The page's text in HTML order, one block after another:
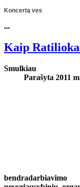
Koncertą ves
...
Kaip
Smulkiau
Parašyta 2011